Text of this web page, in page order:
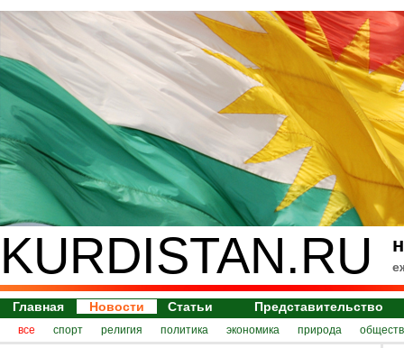
KURDISTAN.RU
Главная Новости Статьи Представительство
все спорт религия политика экономика природа